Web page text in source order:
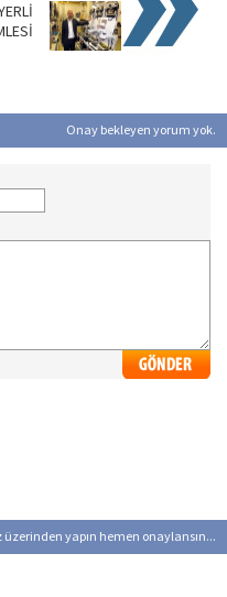
Onay bekleyen yorum yok.
üzerinden yapın hemen onaylansın...